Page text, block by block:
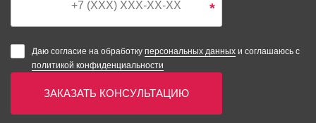
*
Даю согласие на обработку персональных данных и соглашаюсь с
политикой конфиденциальности
ЗАКАЗАТЬ КОНСУЛЬТАЦИЮ